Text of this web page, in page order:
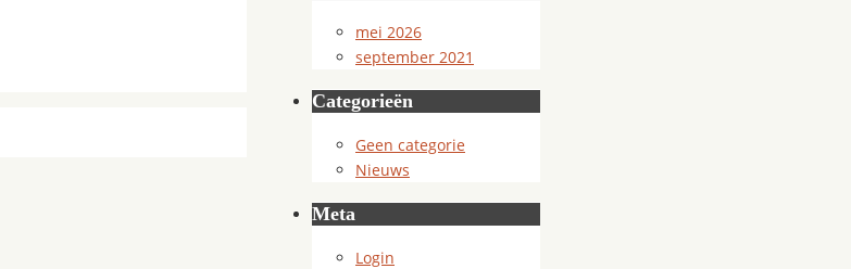
mei 2026
september 2021
Categorieën
Geen categorie
Nieuws
Meta
Login